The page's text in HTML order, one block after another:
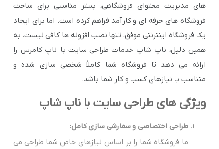
های مدیریت محتوای فروشگاهی، بستر مناسبی برای ساخت
فروشگاه های حرفه ای و کارآمد فراهم کرده است. اما برای ایجاد
یک فروشگاه اینترنتی موفق، تنها نصب افزونه ها کافی نیست. به
همین دلیل، ناپ شاپ خدمات طراحی سایت با ناپ کامرس را
ارائه می دهد تا فروشگاه شما کاملاً شخصی سازی شده و
متناسب با نیازهای کسب و کار شما باشد.
ویژگی های طراحی سایت با ناپ شاپ
طراحی اختصاصی و سفارشی سازی کامل:
ما فروشگاه شما را بر اساس نیازهای خاص شما طراحی می